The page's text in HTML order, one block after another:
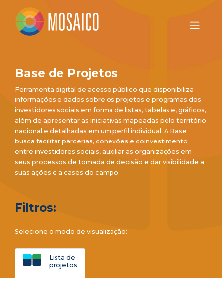
Base de Projetos
Ferramenta digital de acesso público que disponibiliza
informações e dados sobre os projetos e programas dos
investidores sociais em forma de listas, tabelas e, gráficos,
além de apresentar as iniciativas mapeadas pelo território
nacional e detalhadas em um perfil individual. A Base
busca facilitar parcerias, conexões e coinvestimento
entre investidores sociais, auxiliar as organizações em
seus processos de tomada de decisão e dar visibilidade a
suas ações e a cases do campo.
Filtros:
Selecione o modo de visualização:
Lista de
projetos